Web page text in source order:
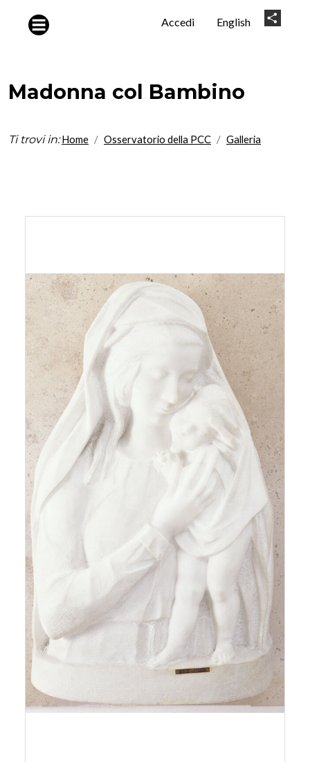
User
Accedi English
Madonna col Bambino
Ti trovi in: Home Osservatorio della PCC Galleria